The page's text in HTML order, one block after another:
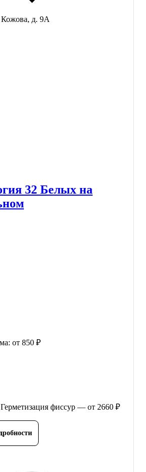
Кожова, д. 9А
32 Белых на
от 850 ₽
фиссур — от 2660 ₽